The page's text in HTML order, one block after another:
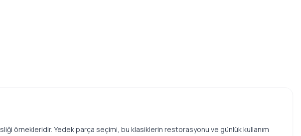
örnekleridir. Yedek parça seçimi, bu klasiklerin restorasyonu ve günlük kullanım